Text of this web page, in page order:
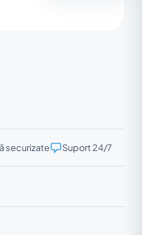
securizate Suport 24/7